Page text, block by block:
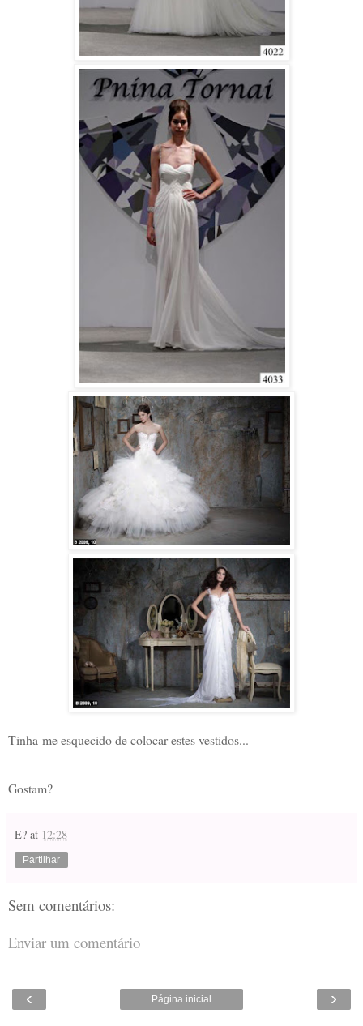
Tinha-me esquecido de colocar estes vestidos...
Gostam?
E? at 12:28
Partilhar
Sem comentários:
Enviar um comentário
‹ ›
Página inicial